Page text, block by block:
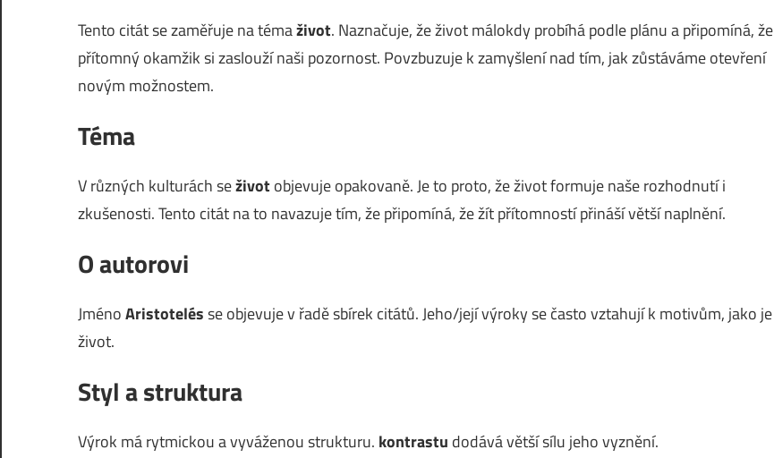
Tento citát se zaměřuje na témaživot. Naznačuje, že život málokdy probíhá podle plánu a připomíná, že
přítomný okamžik si zaslouží naši pozornost. Povzbuzuje k zamyšlení nad tím, jak zůstáváme otevření
novým možnostem.
Téma
V různých kulturách seživot objevuje opakovaně. Je to proto, že život formuje naše rozhodnutí i
zkušenosti. Tento citát na to navazuje tím, že připomíná, že žít přítomností přináší větší naplnění.
O autorovi
JménoAristotelésse objevuje v řadě sbírek citátů. Jeho/její výroky se často vztahují k motivům, jako je
život.
Styl a struktura
Výrok má rytmickou a vyváženou strukturu. kontrastu dodává větší sílu jeho vyznění.